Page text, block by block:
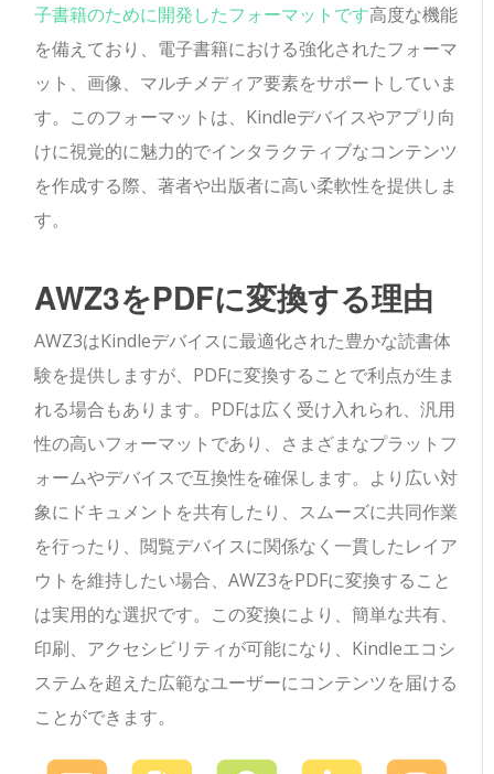
子書籍のために開発したフォーマットです高度な機能
を備えており、電子書籍における強化されたフォーマ
ット、画像、マルチメディア要素をサポートしていま
す。このフォーマットは、Kindleデバイスやアプリ向
けに視覚的に魅力的でインタラクティブなコンテンツ
を作成する際、著者や出版者に高い柔軟性を提供しま
す。
AWZ3をPDFに変換する理由
AWZ3はKindleデバイスに最適化された豊かな読書体
験を提供しますが、PDFに変換することで利点が生ま
れる場合もあります。PDFは広く受け入れられ、汎用
性の高いフォーマットであり、さまざまなプラットフ
ォームやデバイスで互換性を確保します。より広い対
象にドキュメントを共有したり、スムーズに共同作業
を行ったり、閲覧デバイスに関係なく一貫したレイア
ウトを維持したい場合、AWZ3をPDFに変換すること
は実用的な選択です。この変換により、簡単な共有、
印刷、アクセシビリティが可能になり、Kindleエコシ
ステムを超えた広範なユーザーにコンテンツを届ける
ことができます。